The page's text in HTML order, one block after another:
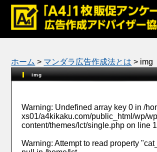
メディア掲載
公式ブログ
ホーム > マンダラ広告作成法とは > img
img
Warning: Undefined array key 0 in/
xs01/a4kikaku.com/public_html/wp/
content/themes/lct/single.php on line
Warning: Attempt to read property